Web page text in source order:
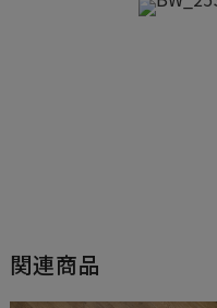
関連商品